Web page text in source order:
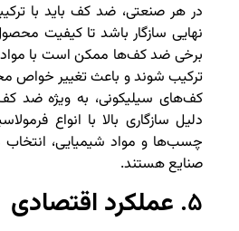
در هر صنعتی، ضد کف باید با
نهایی سازگار باشد تا کیفیت
برخی ضد کف‌ها ممکن است با مواد
ترکیب شوند و باعث تغییر خواص
کف‌های سیلیکونی، به ویژه ضد
دلیل سازگاری بالا با انواع
چسب‌ها و مواد شیمیایی، انتخاب
صنایع هستند.
۵. عملکرد اقتصادی